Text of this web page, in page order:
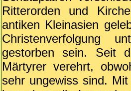
Ritterorden und
antiken Kleinasien
Christenverfolgung
gestorben sein. Seit
Märtyrer verehrt,
sehr ungewiss sind.